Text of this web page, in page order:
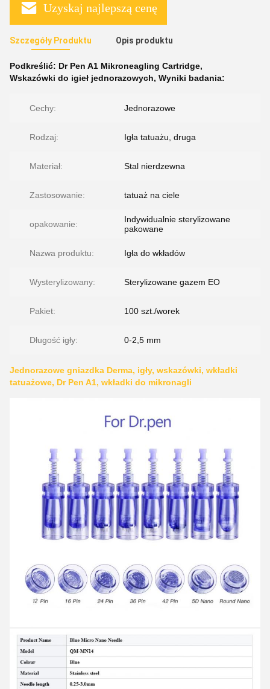
Uzyskaj najlepszą cenę
Szczegóły Produktu Opis produktu
Podkreślić: Dr Pen A1 Mikroneagling Cartridge,
Wskazówki do igieł jednorazowych, Wyniki badania:
Cechy: Jednorazowe
Rodzaj: Igła tatuażu, druga
Materiał: Stal nierdzewna
Zastosowanie: tatuaż na ciele
opakowanie:
Indywidualnie sterylizowane
pakowane
Nazwa produktu: Igła do wkładów
Wysterylizowany: Sterylizowane gazem EO
Pakiet: 100 szt./worek
Długość igły: 0-2,5 mm
Jednorazowe gniazdka Derma, igły, wskazówki, wkładki
tatuażowe, Dr Pen A1, wkładki do mikronagli